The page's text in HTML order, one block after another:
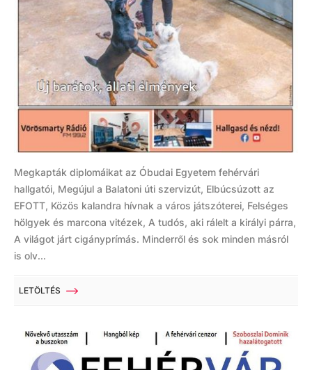
Megkapták diplomáikat az Óbudai Egyetem fehérvári
hallgatói, Megújul a Balatoni úti szervizút, Elbúcsúzott az
EFOTT, Közös kalandra hívnak a város játszóterei, Felséges
hölgyek és marcona vitézek, A tudós, aki rálelt a királyi párra,
A világot járt cigányprímás. Minderről és sok minden másról
is olv...
LETÖLTÉS